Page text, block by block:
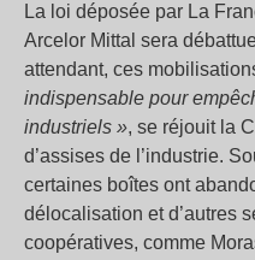
La loi déposée par La
Arcelor Mittal sera
attendant, ces
indispensable pour
industriels », se réjouit la
d’assises de l’industrie.
certaines boîtes ont
délocalisation et d’autres
coopératives, comme